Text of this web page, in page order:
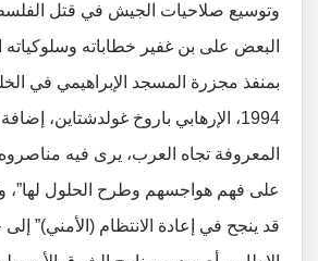
وتوسيع صلاحيات الجيش في قتل
البعض على بن غفير خطاباته وسلوكياته
بمنفذ مجزرة المسجد الإبراهيمي في
1994، الإرهابي باروخ غولدشتاين،
المعروفة تجاه العرب، يرى فيه
على فهم هواجسهم وطرح الحلول لها”،
قد ينجح في إعادة الانتظام (الأمني)” إلى